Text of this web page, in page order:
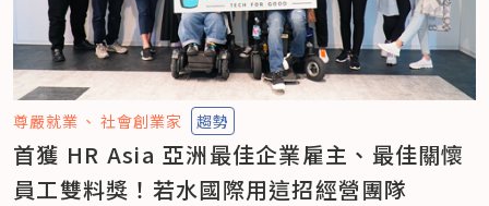
尊嚴就業 社會創業家 趨勢
首獲 HR Asia 亞洲最佳企業雇主、最佳關懷
員工雙料獎！若水國際用這招經營團隊